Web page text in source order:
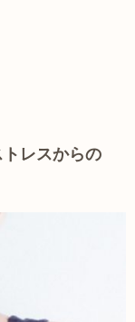
レスからの